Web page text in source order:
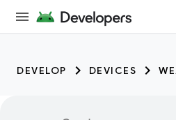
DEVELOP DEVICES